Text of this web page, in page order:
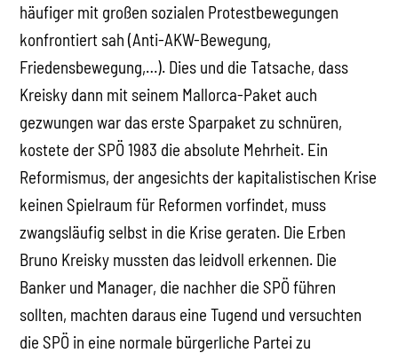
häufiger mit großen sozialen Protestbewegungen
konfrontiert sah (Anti-AKW-Bewegung,
Friedensbewegung,…). Dies und die Tatsache, dass
Kreisky dann mit seinem Mallorca-Paket auch
gezwungen war das erste Sparpaket zu schnüren,
kostete der SPÖ 1983 die absolute Mehrheit. Ein
Reformismus, der angesichts der kapitalistischen Krise
keinen Spielraum für Reformen vorfindet, muss
zwangsläufig selbst in die Krise geraten. Die Erben
Bruno Kreisky mussten das leidvoll erkennen. Die
Banker und Manager, die nachher die SPÖ führen
sollten, machten daraus eine Tugend und versuchten
die SPÖ in eine normale bürgerliche Partei zu